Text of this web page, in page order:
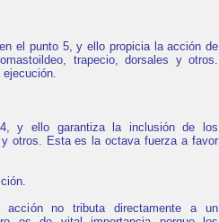
el punto 5, y ello propicia la acción de
trapecio, dorsales y otros.
y ello garantiza la inclusión de los
otros. Esta es la octava fuerza a favor
acción no tributa directamente a un